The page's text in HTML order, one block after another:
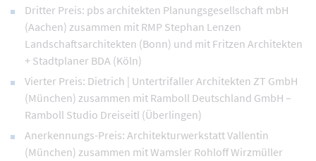
Dritter Preis: pbs architekten Planungsgesellschaft mbH
(Aachen) zusammen mit RMP Stephan Lenzen
Landschaftsarchitekten (Bonn) und mit Fritzen Architekten
+ Stadtplaner BDA (Köln)
Vierter Preis: Dietrich | Untertrifaller Architekten ZT GmbH
(München) zusammen mit Ramboll Deutschland GmbH –
Ramboll Studio Dreiseitl (Überlingen)
Anerkennungs-Preis: Architekturwerkstatt Vallentin
(München) zusammen mit Wamsler Rohloff Wirzmüller